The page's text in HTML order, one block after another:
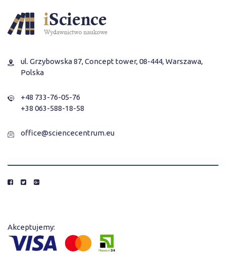
ul. Grzybowska 87, Concept tower, 08-444, Warszawa,
Polska
+48 733-76-05-76
+38 063-588-18-58
office@sciencecentrum.eu
Akceptujemy: